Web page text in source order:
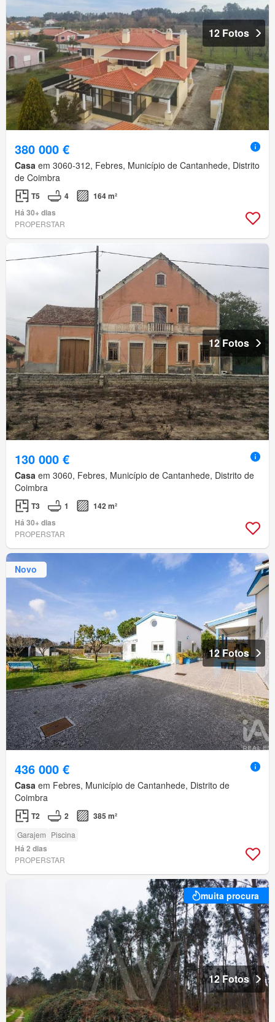
12 Fotos
380 000 €
Casa em 3060-312, Febres, Município de Cantanhede, Distrito
de Coimbra
T5 4
164 m²
Há 30+ dias
PROPERSTAR
12 Fotos
130 000 €
Casa em 3060, Febres, Município de Cantanhede, Distrito de
Coimbra
T3 1
142 m²
Há 30+ dias
PROPERSTAR
Novo
12 Fotos
436 000 €
Casa em Febres, Município de Cantanhede, Distrito de
Coimbra
T2 2 385 m²
Garajem Piscina
Há 2 dias
PROPERSTAR
muita procura
12 Fotos